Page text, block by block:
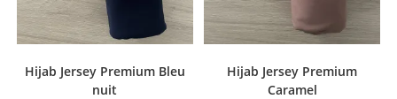
Hijab Jersey Premium Bleu
nuit
Hijab Jersey Premium
Caramel